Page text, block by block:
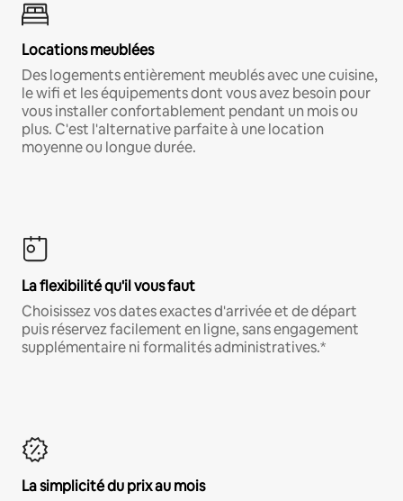
Locations meublées
Des logements entièrement meublés avec une cuisine,
le wifi et les équipements dont vous avez besoin pour
vous installer confortablement pendant un mois ou
plus. C'est l'alternative parfaite à une location
moyenne ou longue durée.
La flexibilité qu'il vous faut
Choisissez vos dates exactes d'arrivée et de départ
puis réservez facilement en ligne, sans engagement
supplémentaire ni formalités administratives.*
La simplicité du prix au mois